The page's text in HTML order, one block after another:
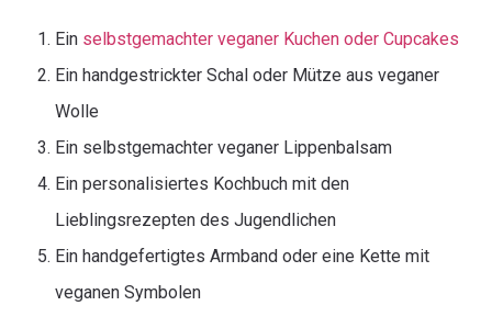
Ein selbstgemachter veganer Kuchen oder Cupcakes
Ein handgestrickter Schal oder Mütze aus veganer
Wolle
Ein selbstgemachter veganer Lippenbalsam
Ein personalisiertes Kochbuch mit den
Lieblingsrezepten des Jugendlichen
Ein handgefertigtes Armband oder eine Kette mit
veganen Symbolen